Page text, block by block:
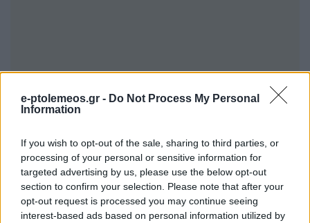
e-ptolemeos.gr - Do Not Process My Personal
Information
If you wish to opt-out of the sale, sharing to third parties, or
processing of your personal or sensitive information for
targeted advertising by us, please use the below opt-out
section to confirm your selection. Please note that after your
opt-out request is processed you may continue seeing
interest-based ads based on personal information utilized by